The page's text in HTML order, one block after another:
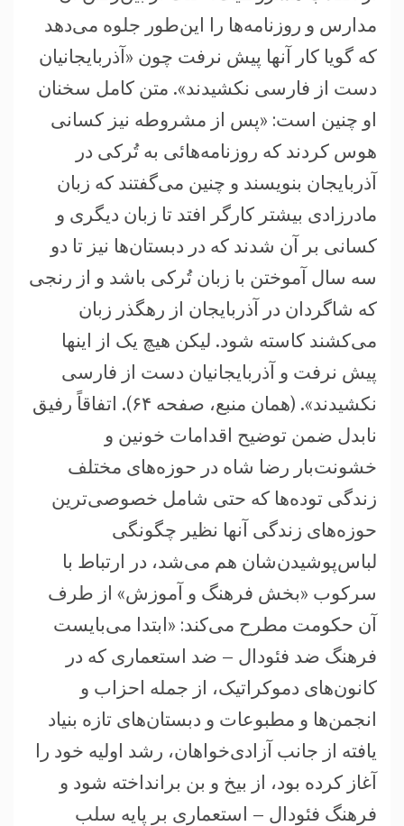
مدارس و روزنامه‌ها را این‌طور جلوه می‌دهد
که گویا کار آنها پیش نرفت چون «آذربایجانیان
دست از فارسی نکشیدند». متن کامل سخنان
او چنین است: «پس از مشروطه نیز کسانی
هوس کردند که روزنامه‌هائی به تُرکی در
آذربایجان بنویسند و چنین می‌گفتند که زبان
مادرزادی بیشتر کارگر افتد تا زبان دیگری و
کسانی بر آن شدند که در دبستان‌ها نیز تا دو
سه سال آموختن با زبان تُرکی باشد و از رنجی
که شاگردان در آذربایجان از رهگذر زبان
می‌کشند کاسته شود. لیکن هیچ یک از اینها
پیش نرفت و آذربایجانیان دست از فارسی
نکشیدند». (همان منبع، صفحه ۶۴). اتفاقاً رفیق
نابدل ضمن توضیح اقدامات خونین و
خشونت‌بار رضا شاه در حوزه‌های مختلف
زندگی توده‌ها که حتی شامل خصوصی‌ترین
حوزه‌های زندگی آنها نظیر چگونگی
لباس‌پوشیدن‌شان هم می‌شد، در ارتباط با
سرکوب «بخش فرهنگ و آموزش» از طرف
آن حکومت مطرح می‌کند: «ابتدا می‌بایست
فرهنگ ضد فئودال – ضد استعماری که در
کانون‌های دموکراتیک، از جمله احزاب و
انجمن‌ها و مطبوعات و دبستان‌های تازه بنیاد
یافته از جانب آزادی‌خواهان، رشد اولیه خود را
آغاز کرده بود، از بیخ و بن برانداخته شود و
فرهنگ فئودال – استعماری بر پایه سلب